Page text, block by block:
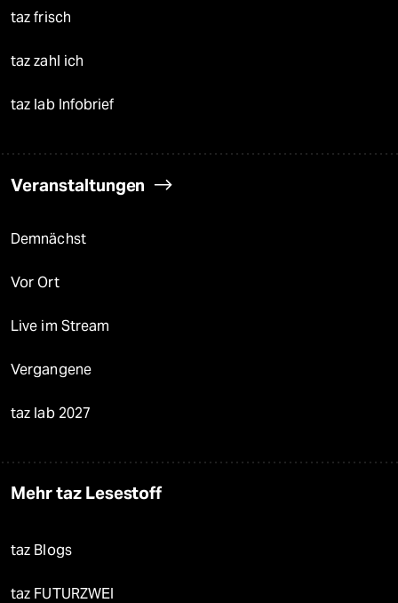
taz frisch
taz zahl ich
taz lab Infobrief
Veranstaltungen
Demnächst
Vor Ort
Live im Stream
Vergangene
taz lab 2027
Mehr taz Lesestoff
taz Blogs
taz FUTURZWEI